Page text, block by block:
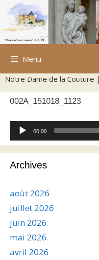
Aller
contenu
Menu
Notre Dame de la Couture |
002A_151018_1123
Lecteur
audio
00:00
Archives
août 2026
juillet 2026
juin 2026
mai 2026
avril 2026